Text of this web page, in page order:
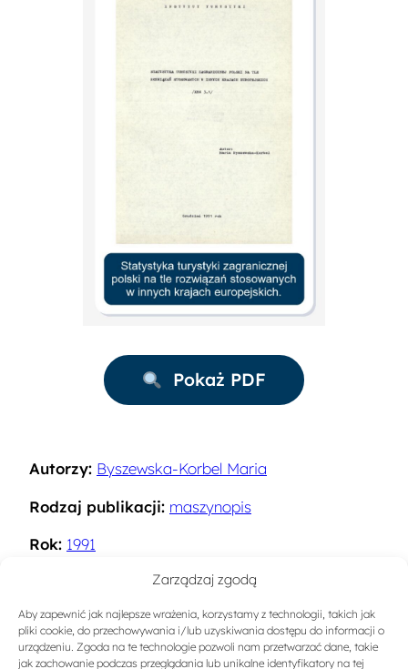
Zarządzaj zgodą
Aby zapewnić jak najlepsze wrażenia, korzystamy z technologii, takich jak
pliki cookie, do przechowywania i/lub uzyskiwania dostępu do informacji o
urządzeniu. Zgoda na te technologie pozwoli nam przetwarzać dane, takie
jak zachowanie podczas przeglądania lub unikalne identyfikatory na tej
Pokaż PDF
Autorzy: Byszewska-Korbel Maria
Rodzaj publikacji: maszynopis
Rok: 1991
Miejsce wydania: Warszawa
Słowa kluczowe: Ruch turystyczny,Turystyka
zagadnienia ogólne